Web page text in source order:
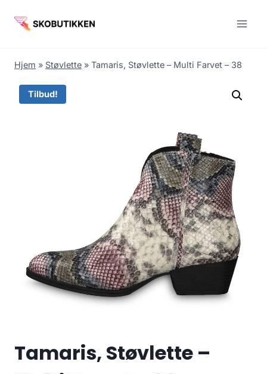
Hjem » Støvlette » Tamaris, Støvlette – Multi Farvet – 38
Tilbud!
Tamaris, Støvlette –